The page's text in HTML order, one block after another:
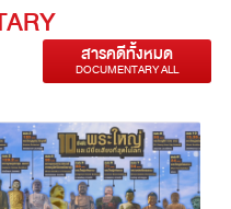
สารคดีทั้งหมด
DOCUMENTARY ALL